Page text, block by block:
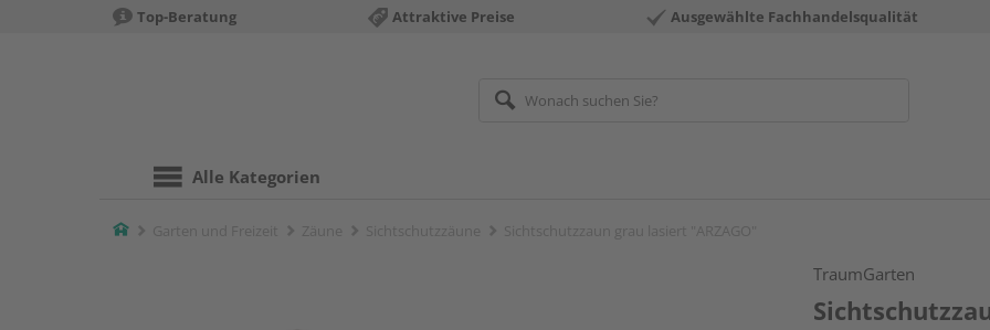
Top-Beratung Attraktive Preise Ausgewählte Fachhandelsqualität
Alle Kategorien
Home
TraumGarten